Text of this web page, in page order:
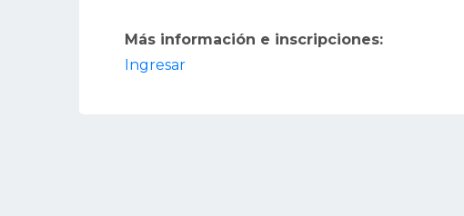
Más información e inscripciones:
Ingresar